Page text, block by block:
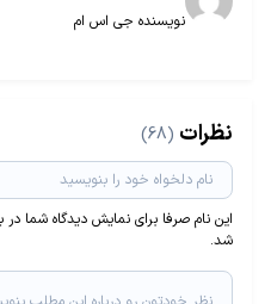
نویسنده جی اس ام
نظرات (68)
این نام صرفا برای نمایش دیدگاه شما
شد.